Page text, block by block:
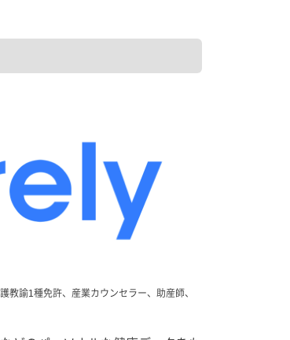
諭1種免許、産業カウンセラー、助産師、